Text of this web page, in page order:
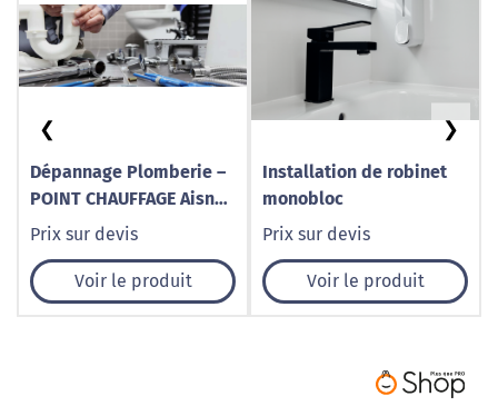
Dépannage Plomberie –
POINT CHAUFFAGE Aisne
Soissons Laon Saint-
Prix sur devis
Voir le produit
Installation de robinet
monobloc
Prix sur devis
Voir le produit
❮ ❯